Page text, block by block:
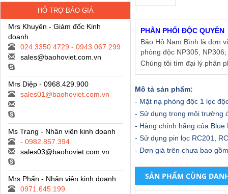
HỖ TRỢ BÁO GIÁ
Mrs Khuyên - Giám đốc Kinh
doanh
024.3350.4729 - 0943.067.299
sales@baohoviet.com.vn
Mrs Diệp - 0968.429.900
sales01@baohoviet.com.vn
Ms Trang - Nhân viên kinh doanh
- 0982.857.394
sales03@baohoviet.com.vn
Mrs Phấn - Nhân viên kinh doanh
0971.645.199
PHÂN PHỐI ĐỘC QUYỀN
Bảo Hộ Nam Bình là đơn
phòng độc NP305,
Chúng tôi tìm đại lý phân
Mô tả sản phẩm:
- Mặt nạ phòng độc 1 lọc
- Sử dụng trong môi trường
- Hàng chính hãng của Blue
- Sử dụng pin lọc RC201,
- Đơn giá trên chưa bao
SẢN PHẨM CÙNG